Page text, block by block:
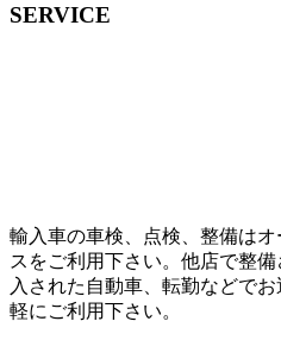
SERVICE
輸入車の車検、点検、整備は
スをご利用下さい。他店で整
入された自動車、転勤などで
軽にご利用下さい。